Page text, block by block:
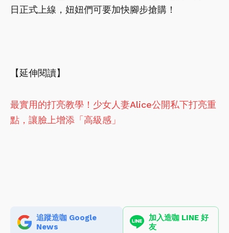
日正式上線，妞妞們可要加快腳步搶購！
【延伸閱讀】
最實用的打亮教學！少女人妻Alice公開私下打亮重
點，讓臉上增添「高級感」
追蹤造咖 Google
News
加入造咖 LINE 好
友